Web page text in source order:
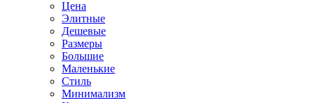
Цена
Элитные
Дешевые
Размеры
Большие
Маленькие
Стиль
Минимализм